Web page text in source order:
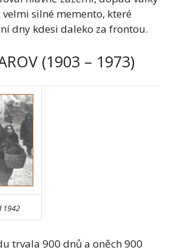
silné memento, které
dny kdesi daleko za frontou.
(1903 – 1973)
1942
trvala 900 dnů a oněch 900